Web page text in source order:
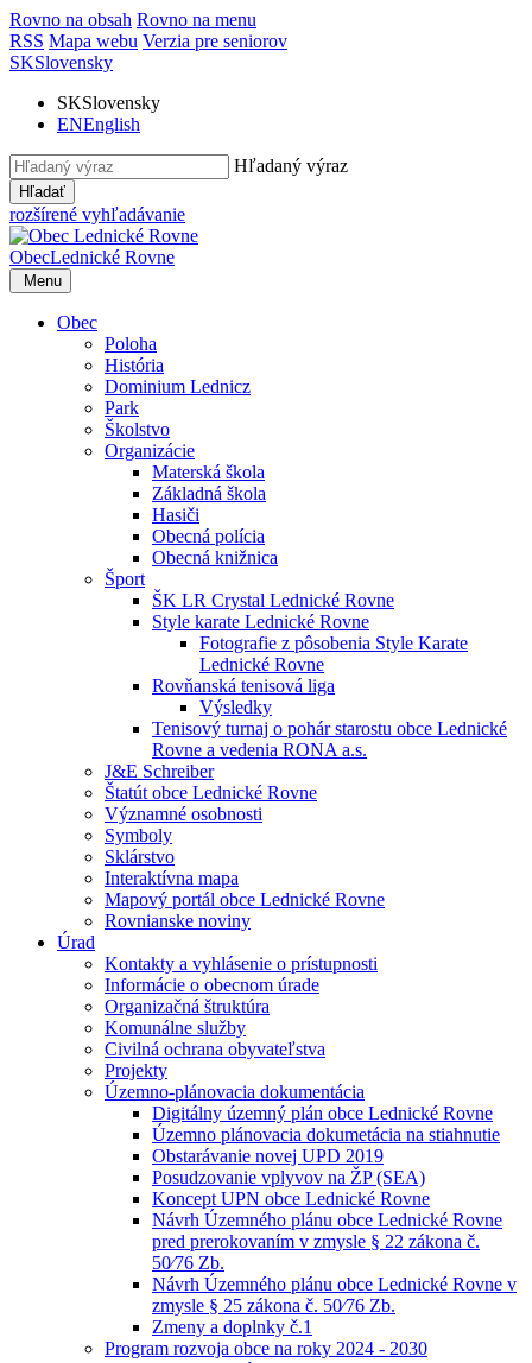
Rovno na obsah Rovno na menu
RSS Mapa webu Verzia pre seniorov
SKSlovensky
SKSlovensky
ENEnglish
Hľadaný výraz
Hľadať
rozšírené vyhľadávanie
ObecLednické Rovne
Menu
Obec
Poloha
História
Dominium Lednicz
Park
Školstvo
Organizácie
Materská škola
Základná škola
Hasiči
Obecná polícia
Obecná knižnica
Šport
ŠK LR Crystal Lednické Rovne
Style karate Lednické Rovne
Fotografie z pôsobenia Style Karate
Lednické Rovne
Rovňanská tenisová liga
Výsledky
Tenisový turnaj o pohár starostu obce Lednické
Rovne a vedenia RONA a.s.
J&E Schreiber
Štatút obce Lednické Rovne
Významné osobnosti
Symboly
Sklárstvo
Interaktívna mapa
Mapový portál obce Lednické Rovne
Rovnianske noviny
Úrad
Kontakty a vyhlásenie o prístupnosti
Informácie o obecnom úrade
Organizačná štruktúra
Komunálne služby
Civilná ochrana obyvateľstva
Projekty
Územno-plánovacia dokumentácia
Digitálny územný plán obce Lednické Rovne
Územno plánovacia dokumetácia na stiahnutie
Obstarávanie novej UPD 2019
Posudzovanie vplyvov na ŽP (SEA)
Koncept UPN obce Lednické Rovne
Návrh Územného plánu obce Lednické Rovne
pred prerokovaním v zmysle § 22 zákona č.
50⁄76 Zb.
Návrh Územného plánu obce Lednické Rovne v
zmysle § 25 zákona č. 50⁄76 Zb.
Zmeny a doplnky č.1
Program rozvoja obce na roky 2024 - 2030